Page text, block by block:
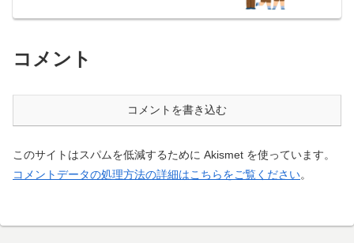
コメント
コメントを書き込む
このサイトはスパムを低減するために Akismet を使っています。
コメントデータの処理方法の詳細はこちらをご覧ください。